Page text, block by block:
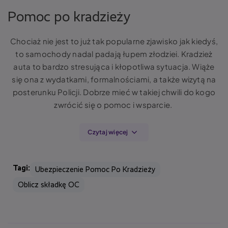
szybko otrzymać świadczenie.
Pomoc po kradzieży
Chociaż nie jest to już tak popularne zjawisko jak kiedyś,
to samochody nadal padają łupem złodziei. Kradzież
auta to bardzo stresująca i kłopotliwa sytuacja. Wiąże
się ona z wydatkami, formalnościami, a także wizytą na
posterunku Policji. Dobrze mieć w takiej chwili do kogo
zwrócić się o pomoc i wsparcie.
Czytaj więcej
LINK4 wypłaci odszkodowanie w kwocie 2000 zł,
dzięki któremu będziesz mógł pokryć dodatkowe
Tagi:
Ubezpieczenie Pomoc Po Kradzieży
Oblicz składkę OC